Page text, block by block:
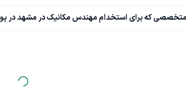
که برای استخدام مهندس مکانیک در مشهد در